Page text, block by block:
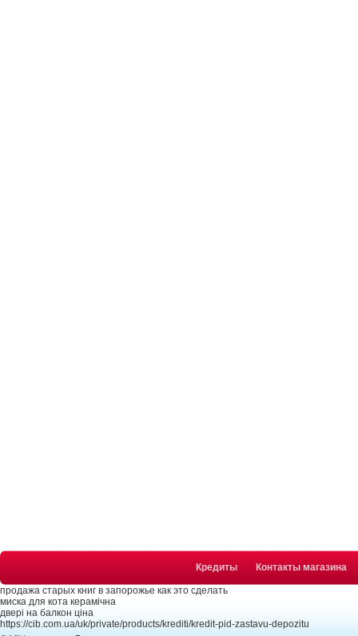
Кредиты Контакты магазина
продажа старых книг в запорожье как это сделать
миска для кота керамічна
двері на балкон ціна
https://cib.com.ua/uk/private/products/krediti/kredit-pid-zastavu-depozitu